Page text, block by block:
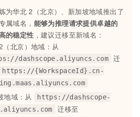
为华北 2（北京）、新加坡地域推出了
属域名， 能够为推理请求提供卓越的
的稳定性 ，建议迁移至新域名：
（北京）地域：从
dashscope.aliyuncs.com
迁
https://{WorkspaceId}.cn-
地域：从
https://dashscope-
迁移至